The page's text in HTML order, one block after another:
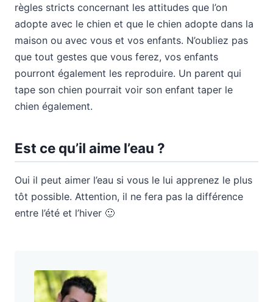
règles stricts concernant les attitudes que l’on
adopte avec le chien et que le chien adopte dans la
maison ou avec vous et vos enfants. N’oubliez pas
que tout gestes que vous ferez, vos enfants
pourront également les reproduire. Un parent qui
tape son chien pourrait voir son enfant taper le
chien également.
Est ce qu’il aime l’eau ?
Oui il peut aimer l’eau si vous le lui apprenez le plus
tôt possible. Attention, il ne fera pas la différence
entre l’été et l’hiver 🙂